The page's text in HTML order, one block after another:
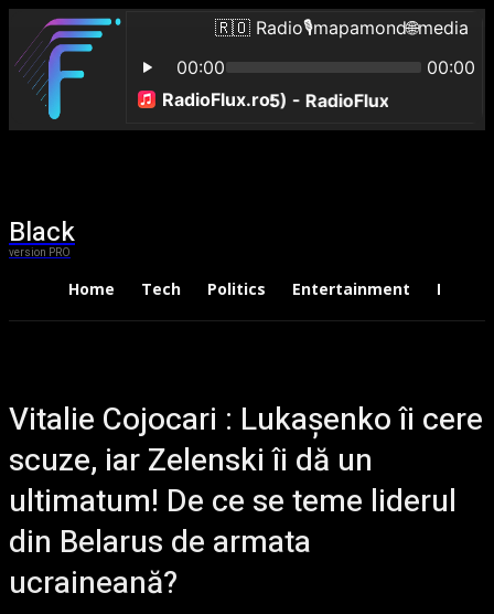
Black
version PRO
Home Tech Politics Entertainment
Vitalie Cojocari : Lukașenko îi cere
scuze, iar Zelenski îi dă un
ultimatum! De ce se teme liderul
din Belarus de armata
ucraineană?